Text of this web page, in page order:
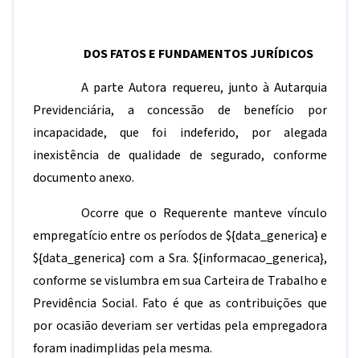
DOS FATOS E FUNDAMENTOS JURÍDICOS
A parte Autora requereu, junto à Autarquia
Previdenciária, a concessão de benefício por
incapacidade, que foi indeferido, por alegada
inexistência de qualidade de segurado, conforme
documento anexo.
Ocorre que o Requerente manteve vínculo
empregatício entre os períodos de ${data_generica}e
${data_generica} com a Sra. ${informacao_generica},
conforme se vislumbra em sua Carteira de Trabalho e
Previdência Social. Fato é que as contribuições que
por ocasião deveriam ser vertidas pela empregadora
foram inadimplidas pela mesma.